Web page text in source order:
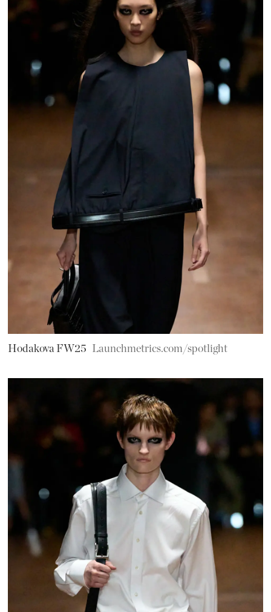
Hodakova FW25 Launchmetrics.com/spotlight